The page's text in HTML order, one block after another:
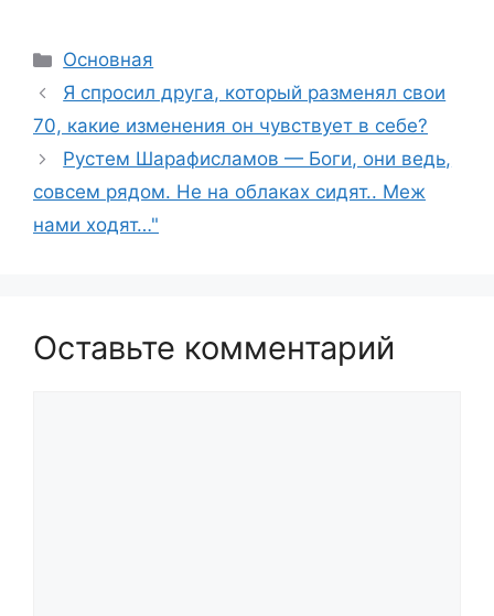
Рубрики
Основная
Я спросил друга, который разменял свои
70, какие изменения он чувствует в себе?
Рустем Шарафисламов — Боги, они ведь,
совсем рядом. Не на облаках сидят.. Меж
нами ходят…"
Оставьте комментарий